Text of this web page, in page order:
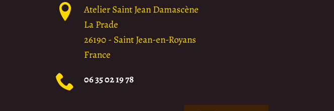
Atelier Saint Jean Damascène
La Prade
26190- Saint Jean-en-Royans
France
06 35 02 19 78